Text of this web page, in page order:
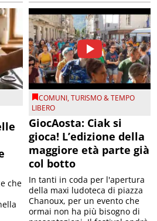
che
COMUNI,TURISMO & TEMPO
LIBERO
GiocAosta: Ciak si
gioca! L’edizione della
maggiore età parte già
col botto
In tanti in coda per l'apertura
della maxi ludoteca di piazza
Chanoux, per un evento che
ormai non ha più bisogno di